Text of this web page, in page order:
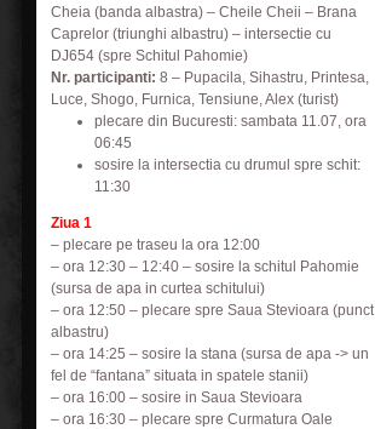
Cheia (banda albastra) – Cheile Cheii – Brana
Caprelor (triunghi albastru) – intersectie cu
DJ654 (spre Schitul Pahomie)
Nr. participanti: 8 – Pupacila, Sihastru, Printesa,
Luce, Shogo, Furnica, Tensiune, Alex (turist)
plecare din Bucuresti: sambata 11.07, ora
06:45
sosire la intersectia cu drumul spre schit:
11:30
Ziua 1
– plecare pe traseu la ora 12:00
– ora 12:30 – 12:40 – sosire la schitul Pahomie
(sursa de apa in curtea schitului)
– ora 12:50 – plecare spre Saua Stevioara (punct
albastru)
– ora 14:25 – sosire la stana (sursa de apa -> un
fel de “fantana” situata in spatele stanii)
– ora 16:00 – sosire in Saua Stevioara
– ora 16:30 – plecare spre Curmatura Oale